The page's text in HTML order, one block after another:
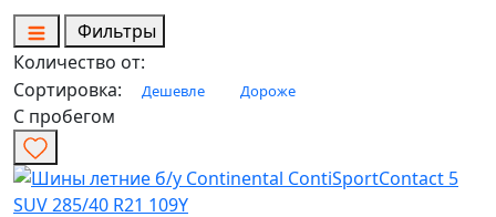
Фильтры
Количество от:
Сортировка:
Дешевле Дороже
С пробегом